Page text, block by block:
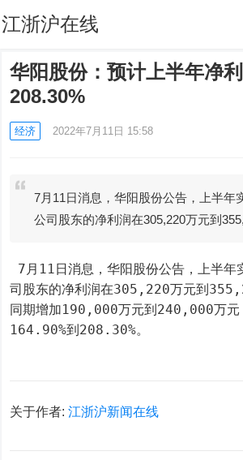
江浙沪在线
华阳股份：预计上半年净
208.30%
经济 2022年7月11日 15:58
7月11日消息，华阳股份公告，上半年
公司股东的净利润在305,220万元到
司股东的净利润在305,220万元到
同期增加190,000万元到240,000万元
164.90%到208.30%。
关于作者:江浙沪新闻在线